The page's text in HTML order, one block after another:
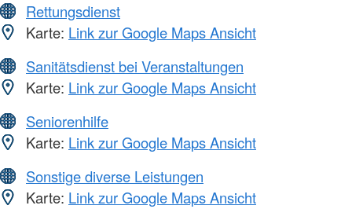
Rettungsdienst
Karte: Link zur Google Maps Ansicht
Sanitätsdienst bei Veranstaltungen
Karte: Link zur Google Maps Ansicht
Seniorenhilfe
Karte: Link zur Google Maps Ansicht
Sonstige diverse Leistungen
Karte: Link zur Google Maps Ansicht